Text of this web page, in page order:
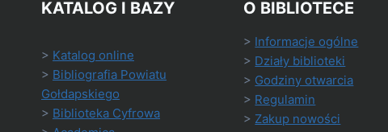
KATALOG I BAZY
> Katalog online
> Bibliografia Powiatu
Gołdapskiego
> Biblioteka Cyfrowa
O BIBLIOTECE
> Informacje ogólne
> Działy biblioteki
> Godziny otwarcia
> Regulamin
> Zakup nowości